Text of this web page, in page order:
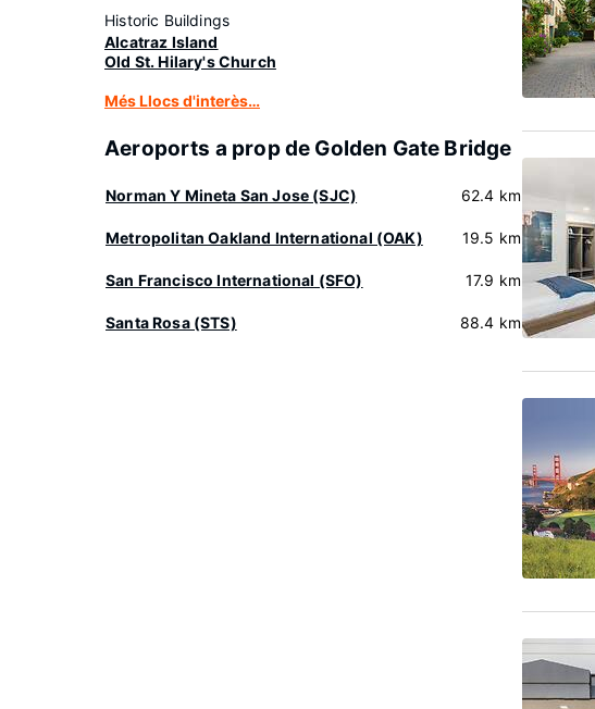
Historic Buildings
Alcatraz Island
Old St. Hilary's Church
Més Llocs d'interès…
Aeroports a prop de Golden Gate Bridge
Norman Y Mineta San Jose (SJC) 62.4 km
Metropolitan Oakland International (OAK) 19.5 km
San Francisco International (SFO) 17.9 km
Santa Rosa (STS) 88.4 km